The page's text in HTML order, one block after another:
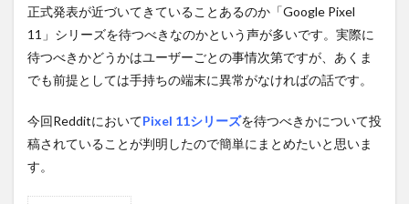
正式発表が近づいてきていることあるのか「Google Pixel
11」シリーズを待つべきなのかという声が多いです。実際に
待つべきかどうかはユーザーごとの事情次第ですが、あくま
でも前提としては手持ちの端末に異常がなければの話です。
今回RedditにおいてPixel 11シリーズを待つべきかについて投
稿されていることが判明したので簡単にまとめたいと思いま
す。